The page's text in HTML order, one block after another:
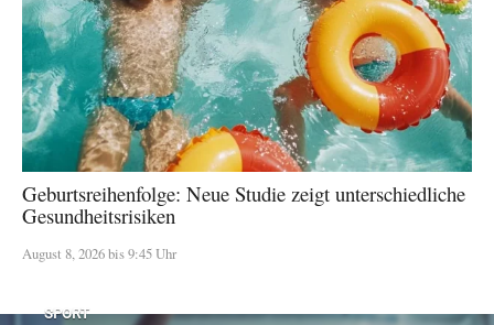
Geburtsreihenfolge: Neue Studie zeigt unterschiedliche
Gesundheitsrisiken
August 8, 2026 bis 9:45 Uhr
SPORT